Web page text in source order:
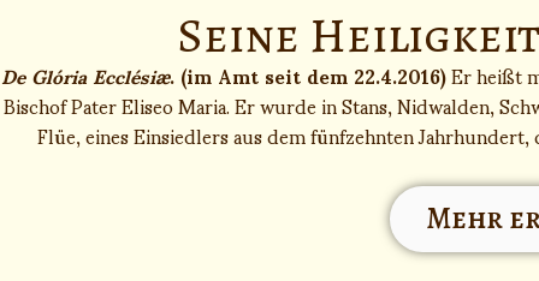
Seine
De Glória Ecclésiæ. (im Amt seit dem 22.4.2016)Er heißt
Bischof Pater Eliseo Maria. Er wurde in Stans, Nidwalden,
Flüe, eines Einsiedlers aus dem fünfzehnten
Mehr